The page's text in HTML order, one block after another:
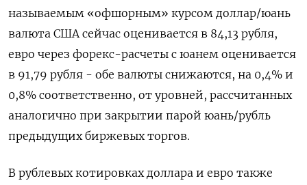
называемым «офшорным» курсом доллар/юань
валюта США сейчас оценивается в 84,13 рубля,
евро через форекс-расчеты с юанем оценивается
в 91,79 рубля - обе валюты снижаются, на 0,4% и
0,8% соответственно, от уровней, рассчитанных
аналогично при закрытии парой юань/рубль
предыдущих биржевых торгов.
В рублевых котировках доллара и евро также